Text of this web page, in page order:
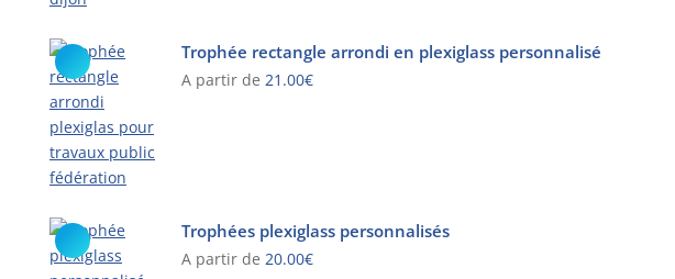
plusieurs
variations.
sur
la
Trophée rectangle arrondi en plexiglass personnalisé
A partir de 21.00€
Les
options
Trophées plexiglass personnalisés
A partir de 20.00€